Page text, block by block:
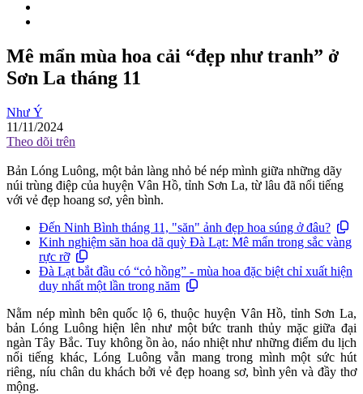
Mê mẩn mùa hoa cải “đẹp như tranh” ở
Sơn La tháng 11
Như Ý
11/11/2024
Theo dõi trên
Bản Lóng Luông, một bản làng nhỏ bé nép mình giữa những dãy
núi trùng điệp của huyện Vân Hồ, tỉnh Sơn La, từ lâu đã nổi tiếng
với vẻ đẹp hoang sơ, yên bình.
Đến Ninh Bình tháng 11, "săn" ảnh đẹp hoa súng ở đâu?
Kinh nghiệm săn hoa dã quỳ Đà Lạt: Mê mẩn trong sắc vàng
rực rỡ
Đà Lạt bắt đầu có “cỏ hồng” - mùa hoa đặc biệt chỉ xuất hiện
duy nhất một lần trong năm
Nằm nép mình bên quốc lộ 6, thuộc huyện Vân Hồ, tỉnh Sơn La,
bản Lóng Luông hiện lên như một bức tranh thủy mặc giữa đại
ngàn Tây Bắc. Tuy không ồn ào, náo nhiệt như những điểm du lịch
nổi tiếng khác, Lóng Luông vẫn mang trong mình một sức hút
riêng, níu chân du khách bởi vẻ đẹp hoang sơ, bình yên và đầy thơ
mộng.